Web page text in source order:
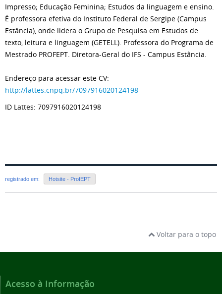
Impresso; Educação Feminina; Estudos da linguagem e ensino.
É professora efetiva do Instituto Federal de Sergipe (Campus
Estância), onde lidera o Grupo de Pesquisa em Estudos de
texto, leitura e linguagem (GETELL). Professora do Programa de
Mestrado PROFEPT. Diretora-Geral do IFS - Campus Estância.
Endereço para acessar este CV:
http://lattes.cnpq.br/7097916020124198
ID Lattes: 7097916020124198
registrado em: Hotsite - ProfEPT
Voltar para o topo
Acesso à Informação